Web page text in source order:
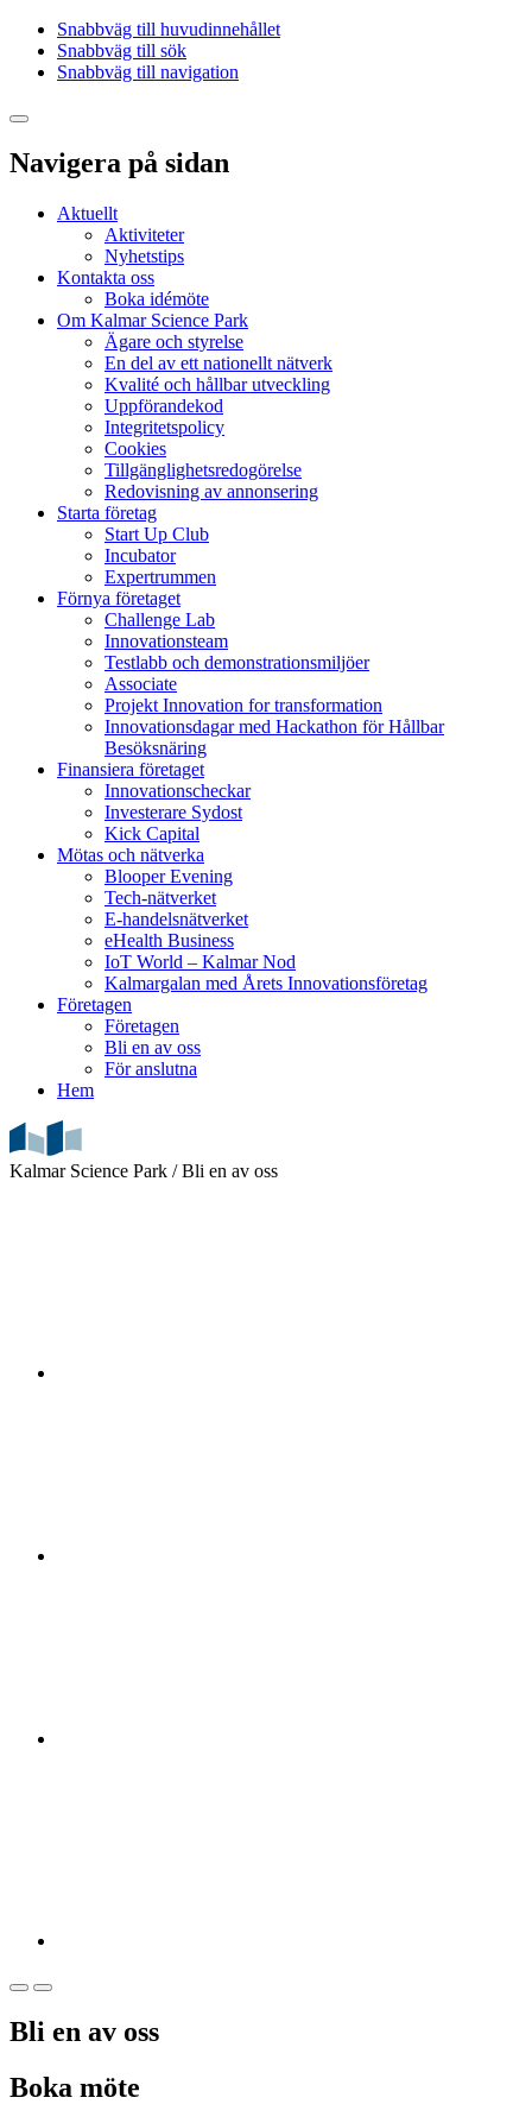
Snabbväg till huvudinnehållet
Snabbväg till sök
Snabbväg till navigation
Navigera på sidan
Aktuellt
Aktiviteter
Nyhetstips
Kontakta oss
Boka idémöte
Om Kalmar Science Park
Ägare och styrelse
En del av ett nationellt nätverk
Kvalité och hållbar utveckling
Uppförandekod
Integritetspolicy
Cookies
Tillgänglighetsredogörelse
Redovisning av annonsering
Starta företag
Start Up Club
Incubator
Expertrummen
Förnya företaget
Challenge Lab
Innovationsteam
Testlabb och demonstrationsmiljöer
Associate
Projekt Innovation for transformation
Innovationsdagar med Hackathon för Hållbar
Besöksnäring
Finansiera företaget
Innovationscheckar
Investerare Sydost
Kick Capital
Mötas och nätverka
Blooper Evening
Tech-nätverket
E-handelsnätverket
eHealth Business
IoT World – Kalmar Nod
Kalmargalan med Årets Innovationsföretag
Företagen
Företagen
Bli en av oss
För anslutna
Hem
Kalmar Science Park /Bli en av oss
Bli en av oss
Boka möte